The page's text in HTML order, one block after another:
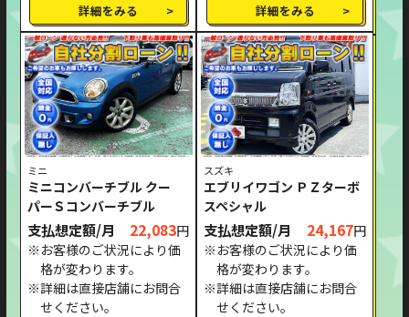
詳細をみる 詳細をみる
ミニ
ミニコンバーチブル クー
パーＳコンバーチブル
支払想定額/月 22,083円
※お客様のご状況により価
格が変わります。
※詳細は直接店舗にお問合
せください。
スズキ
エブリイワゴン ＰＺターボ
スペシャル
支払想定額/月 24,167円
※お客様のご状況により価
格が変わります。
※詳細は直接店舗にお問合
せください。